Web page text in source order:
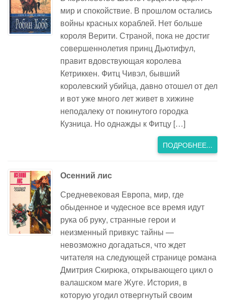
мир и спокойствие. В прошлом остались
войны красных кораблей. Нет больше
короля Верити. Страной, пока не достиг
совершеннолетия принц Дьютифул,
правит вдовствующая королева
Кетриккен. Фитц Чивэл, бывший
королевский убийца, давно отошел от дел
и вот уже много лет живет в хижине
неподалеку от покинутого городка
Кузница. Но однажды к Фитцу […]
ПОДРОБНЕЕ...
Осенний лис
Средневековая Европа, мир, где
обыденное и чудесное все время идут
рука об руку, странные герои и
неизменный привкус тайны —
невозможно догадаться, что ждет
читателя на следующей странице романа
Дмитрия Скирюка, открывающего цикл о
валашском маге Жуге. История, в
которую угодил отвергнутый своим